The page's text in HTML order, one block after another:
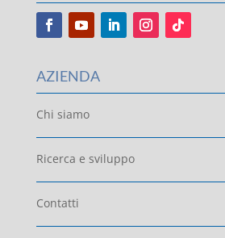
AZIENDA
Chi siamo
Ricerca e sviluppo
Contatti